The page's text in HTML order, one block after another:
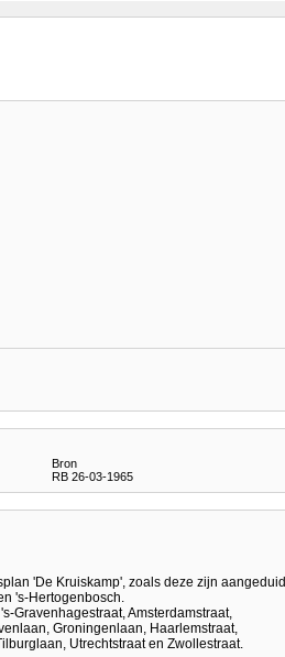
Bron
RB 26-03-1965
'De Kruiskamp', zoals deze zijn aangeduid
's-Hertogenbosch.
Gravenhagestraat, Amsterdamstraat,
Groningenlaan, Haarlemstraat,
Utrechtstraat en Zwollestraat.